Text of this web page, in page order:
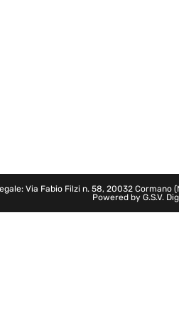
Via Fabio Filzi n. 58, 20032 Cormano
Powered by G.S.V.